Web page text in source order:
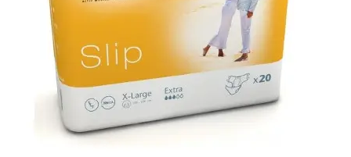
Vêtements & Chaussures
Sécurité
0.00 €